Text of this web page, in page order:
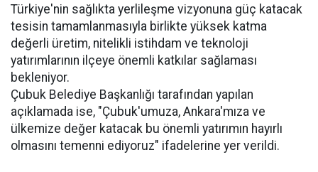
Türkiye'nin sağlıkta yerlileşme vizyonuna güç katacak
tesisin tamamlanmasıyla birlikte yüksek katma
değerli üretim, nitelikli istihdam ve teknoloji
yatırımlarının ilçeye önemli katkılar sağlaması
bekleniyor.
Çubuk Belediye Başkanlığı tarafından yapılan
açıklamada ise, "Çubuk'umuza, Ankara'mıza ve
ülkemize değer katacak bu önemli yatırımın hayırlı
olmasını temenni ediyoruz" ifadelerine yer verildi.